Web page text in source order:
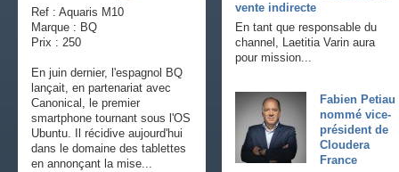
vente indirecte
En tant que responsable du
channel, Laetitia Varin aura
pour mission...
Fabien Petiau
nommé vice-
président de
Cloudera
France
Ref : Aquaris M10
Marque : BQ
Prix : 250
En juin dernier, l'espagnol BQ
lançait, en partenariat avec
Canonical, le premier
smartphone tournant sous l'OS
Ubuntu. Il récidive aujourd'hui
dans le domaine des tablettes
en annonçant la mise...